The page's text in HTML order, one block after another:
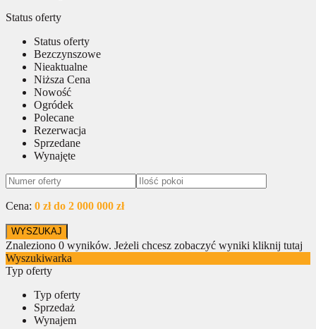
Status oferty
Status oferty
Bezczynszowe
Nieaktualne
Niższa Cena
Nowość
Ogródek
Polecane
Rezerwacja
Sprzedane
Wynajęte
Cena: 0 zł do 2 000 000 zł
Znaleziono 0 wyników. Jeżeli chcesz zobaczyć wyniki kliknij tutaj
Wyszukiwarka
Typ oferty
Typ oferty
Sprzedaż
Wynajem